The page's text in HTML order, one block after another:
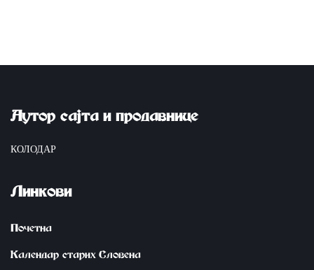
Аутор сајта и продавнице
КОЛОДАР
Линкови
Почетна
Календар старих Словена